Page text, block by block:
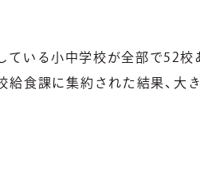
ている小中学校が全部で52校
給食課に集約された結果、大